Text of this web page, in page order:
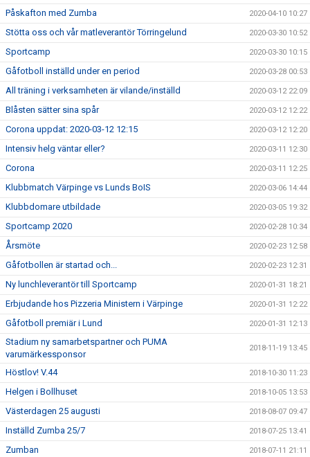
Påskafton med Zumba 2020-04-10 10:27
Stötta oss och vår matleverantör Törringelund 2020-03-30 10:52
Sportcamp 2020-03-30 10:15
Gåfotboll inställd under en period 2020-03-28 00:53
All träning i verksamheten är vilande/inställd 2020-03-12 22:09
Blåsten sätter sina spår 2020-03-12 12:22
Corona uppdat: 2020-03-12 12:15 2020-03-12 12:20
Intensiv helg väntar eller? 2020-03-11 12:30
Corona 2020-03-11 12:25
Klubbmatch Värpinge vs Lunds BoIS 2020-03-06 14:44
Klubbdomare utbildade 2020-03-05 19:32
Sportcamp 2020 2020-02-28 10:34
Årsmöte 2020-02-23 12:58
Gåfotbollen är startad och... 2020-02-23 12:31
Ny lunchleverantör till Sportcamp 2020-01-31 18:21
Erbjudande hos Pizzeria Ministern i Värpinge 2020-01-31 12:22
Gåfotboll premiär i Lund 2020-01-31 12:13
Stadium ny samarbetspartner och PUMA
varumärkessponsor
2018-11-19 13:45
Höstlov! V.44 2018-10-30 11:23
Helgen i Bollhuset 2018-10-05 13:53
Västerdagen 25 augusti 2018-08-07 09:47
Inställd Zumba 25/7 2018-07-25 13:41
Zumban 2018-07-11 21:11